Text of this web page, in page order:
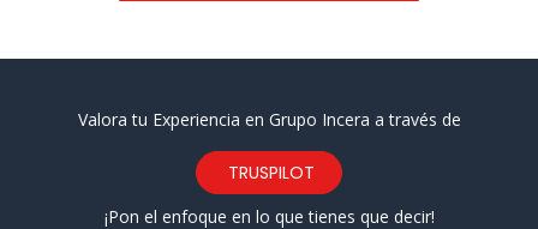
Valora tu Experiencia en Grupo Incera a través de
TRUSPILOT
¡Pon el enfoque en lo que tienes que decir!